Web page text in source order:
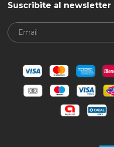
Suscribite al newsletter